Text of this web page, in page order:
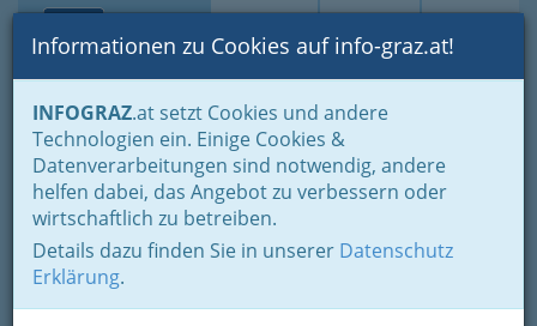
Suche Login Toggle
Informationen zu Cookies auf info-graz.at!
INFOGRAZ.at setzt Cookies und andere
Technologien ein. Einige Cookies &
Datenverarbeitungen sind notwendig, andere
helfen dabei, das Angebot zu verbessern oder
wirtschaftlich zu betreiben.
Details dazu finden Sie in unserer Datenschutz
Erklärung.
Home Branchen
Quercus Grünpflege &
Winterdienst GmbH
Oberer Auweg 10 e, 8055 Graz
+43 316 225 134
+43 664 107 07 00